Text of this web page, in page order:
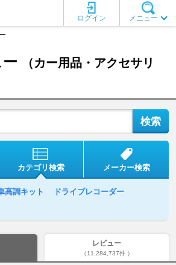
メニュー
ログイン
（カー用品・アクセサリ
カテゴリ検索 メーカー検索
高調キット
ドライブレコーダー
レビュー
（11,284,737件 ）